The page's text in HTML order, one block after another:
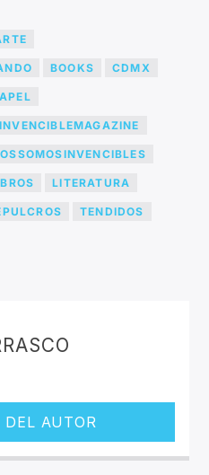
BOOKS CDMX
INVENCIBLEMAGAZINE
LITERATURA
TENDIDOS
DEL AUTOR